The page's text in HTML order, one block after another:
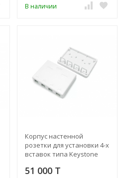
В наличии
Корпус настенной
розетки для установки 4-х
вставок типа Keystone
51 000 T